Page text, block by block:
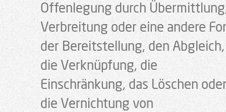
Offenlegung durch
Verbreitung oder eine andere
der Bereitstellung, den Abgleich,
die Verknüpfung, die
Einschränkung, das Löschen
die Vernichtung von